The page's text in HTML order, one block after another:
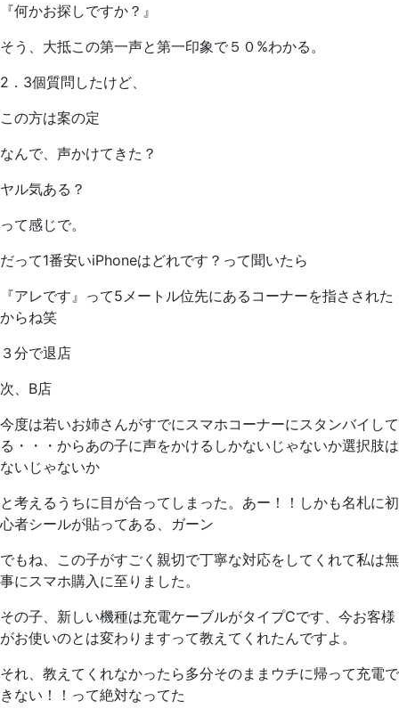
『何かお探しですか？』
そう、大抵この第一声と第一印象で５０%わかる。
2．3個質問したけど、
この方は案の定
なんで、声かけてきた？
ヤル気ある？
って感じで。
だって1番安いiPhoneはどれです？って聞いたら
『アレです』って5メートル位先にあるコーナーを指さされた
からね笑
３分で退店
次、B店
今度は若いお姉さんがすでにスマホコーナーにスタンバイして
る・・・からあの子に声をかけるしかないじゃないか選択肢は
ないじゃないか
と考えるうちに目が合ってしまった。あー！！しかも名札に初
心者シールが貼ってある、ガーン
でもね、この子がすごく親切で丁寧な対応をしてくれて私は無
事にスマホ購入に至りました。
その子、新しい機種は充電ケーブルがタイプCです、今お客様
がお使いのとは変わりますって教えてくれたんですよ。
それ、教えてくれなかったら多分そのままウチに帰って充電で
きない！！って絶対なってた